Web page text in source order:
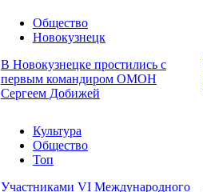
Общество
Новокузнецк
В Новокузнецке простились с
первым командиром ОМОН
Сергеем Добижей
Культура
Общество
Топ
Участниками VI Международного